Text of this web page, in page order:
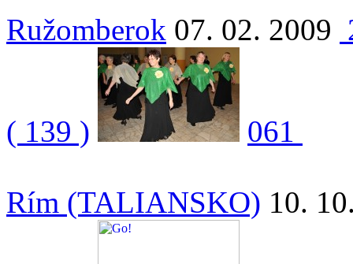
Ružomberok 07. 02. 2009
( 139 ) 061
Rím (TALIANSKO) 10.